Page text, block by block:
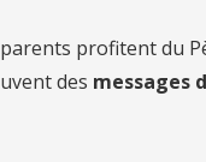
profitent du
des messages